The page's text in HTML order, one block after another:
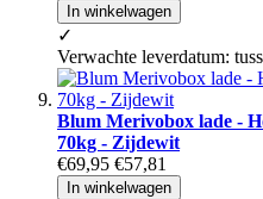
In winkelwagen
✓
Verwachte leverdatum:
Blum Merivobox lade -
70kg - Zijdewit
€69,95 €57,81
In winkelwagen